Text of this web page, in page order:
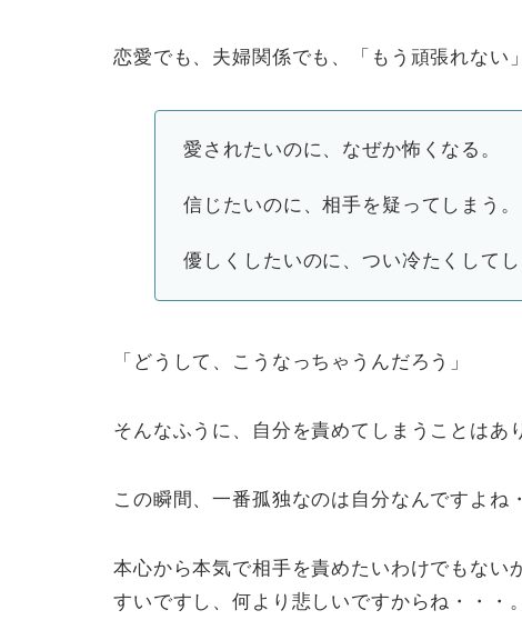
恋愛でも、夫婦関係でも、「もう頑張れない
愛されたいのに、なぜか怖くなる。
信じたいのに、相手を疑ってしまう。
優しくしたいのに、つい冷たくしてし
「どうして、こうなっちゃうんだろう」
そんなふうに、自分を責めてしまうことはあ
この瞬間、一番孤独なのは自分なんですよね
本心から本気で相手を責めたいわけでもない
すいですし、何より悲しいですからね・・・。